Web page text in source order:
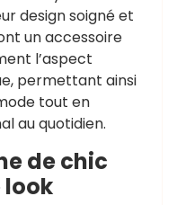
design soigné et
un accessoire
l’aspect
permettant ainsi
tout en
au quotidien.
de chic